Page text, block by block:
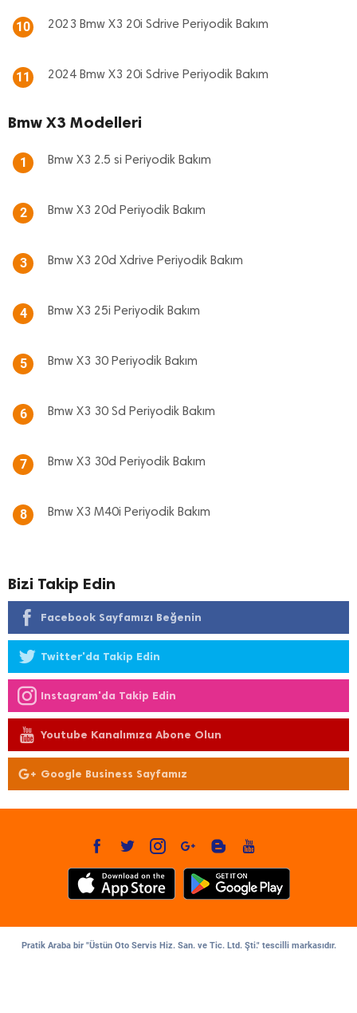
10 2023 Bmw X3 20i Sdrive Periyodik Bakım
11 2024 Bmw X3 20i Sdrive Periyodik Bakım
Bmw X3 Modelleri
1 Bmw X3 2.5 si Periyodik Bakım
2 Bmw X3 20d Periyodik Bakım
3 Bmw X3 20d Xdrive Periyodik Bakım
4 Bmw X3 25i Periyodik Bakım
5 Bmw X3 30 Periyodik Bakım
6 Bmw X3 30 Sd Periyodik Bakım
7 Bmw X3 30d Periyodik Bakım
8 Bmw X3 M40i Periyodik Bakım
Bizi Takip Edin
Facebook Sayfamızı Beğenin
Twitter'da Takip Edin
Instagram'da Takip Edin
Youtube Kanalımıza Abone Olun
Google Business Sayfamız
Pratik Araba bir "Üstün Oto Servis Hiz. San. ve Tic. Ltd. Şti." tescilli markasıdır.